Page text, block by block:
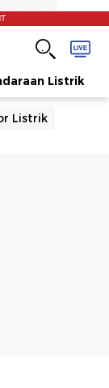
Listrik
Listrik